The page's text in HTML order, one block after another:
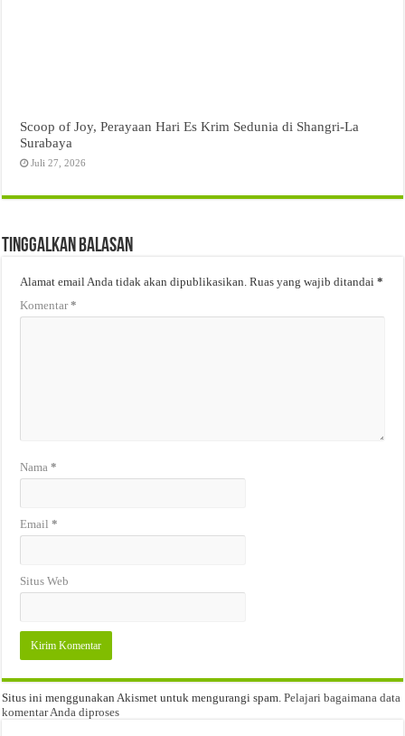
Scoop of Joy, Perayaan Hari Es Krim Sedunia di Shangri-La
Surabaya
Juli 27, 2026
Tinggalkan Balasan
Alamat email Anda tidak akan dipublikasikan. Ruas yang wajib ditandai*
Komentar*
Nama*
Email*
Situs Web
Situs ini menggunakan Akismet untuk mengurangi spam.Pelajari bagaimana data
komentar Anda diproses